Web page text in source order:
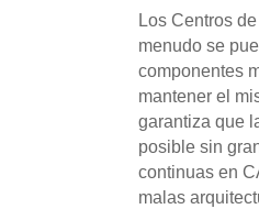
Los Centros
menudo se
componentes
mantener el
garantiza que
posible sin
continuas en
malas